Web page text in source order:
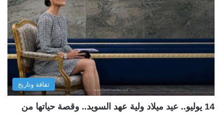
ثقافة وتاريخ
14 يوليو.. عيد ميلاد ولية عهد السويد.. وقصة حياتها من